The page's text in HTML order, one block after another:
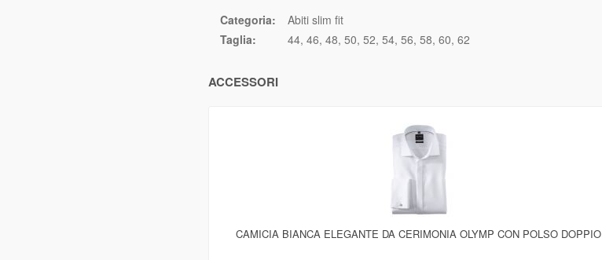
Categoria:
Abiti slim fit
Taglia:
44 46 48 50 52 54 56 58 60 62
ACCESSORI
CAMICIA BIANCA ELEGANTE DA CERIMONIA OLYMP CON POLSO DOPPIO